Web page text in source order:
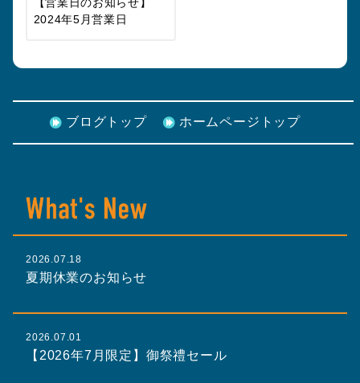
【営業日のお知らせ】
2024年5月営業日
ブログトップ ホームページトップ
2026.07.18
夏期休業のお知らせ
2026.07.01
【2026年7月限定】御祭禮セール